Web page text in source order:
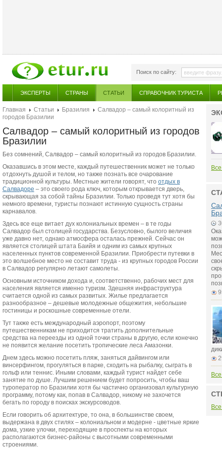
Поиск по сайту:
ЭКСПЕРТЫ СТРАНЫ СТАТЬИ СПРАВОЧНИК ТУРИСТА
Главная Статьи Бразилия
Салвадор – самый колоритный из
городов Бразилии
Салвадор – самый колоритный из городов
Бразилии
Без сомнений, Салвадор – самый колоритный из городов Бразилии.
Оказавшись в этом месте, каждый путешественник может не только
отдохнуть душой и телом, но также познать все очарование
традиционной культуры. Местные жители говорят, что отдых в
Салвадоре – это своего рода ключ, которым открывается дверь,
скрывающая за собой тайны Бразилии. Только проведя тут хотя бы
немного времени, туристы познают истинную сущность страны
карнавалов.
Здесь все еще витает дух колониальных времен – в те годы
Салвадор был столицей государства. Безусловно, былого величия
уже давно нет, однако атмосфера осталась прежней. Сейчас он
является столицей штата Баийя и одним из самых крупных
населенных пунктов современной Бразилии. Приобрести путевки в
это волшебное место не составит труда - из крупных городов России
в Салвадор регулярно летают самолеты.
Основным источником дохода и, соответственно, рабочих мест для
населения является именно туризм. Здешняя инфраструктура
считается одной из самых развитых. Жилье предлагается
разнообразное – дешевые молодежные общежития, небольшие
гостиницы и роскошные современные отели.
Тут также есть международный аэропорт, поэтому
путешественникам не приходится тратить дополнительные
средства на переезды из одной точки страны в другую, если конечно
не появится желание посетить тропические леса Амазонки.
Днем здесь можно посетить пляж, заняться дайвингом или
винсерфингом, прогуляться в парке, сходить на рыбалку, сыграть в
гольф или теннис. Иными словами, каждый турист найдет себе
занятие по душе. Лучшим решением будет попросить, чтобы ваш
туроператор по Бразилии хотя бы частично организовал культурную
программу, потому как, попав в Салвадор, никому не захочется
бегать по городу в поисках экскурсоводов.
Если говорить об архитектуре, то она, в большинстве своем,
выдержана в двух стилях – колониальном и модерне - цветные яркие
дома, узкие улочки, переходящие в проспекты на которых
располагаются бизнес-районы с высотными современными
строениями.